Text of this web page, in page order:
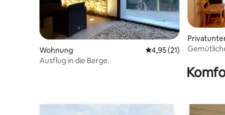
Wohnung Durchschnittliche
4,95 (21)
Ausflug in die Berge.
comte